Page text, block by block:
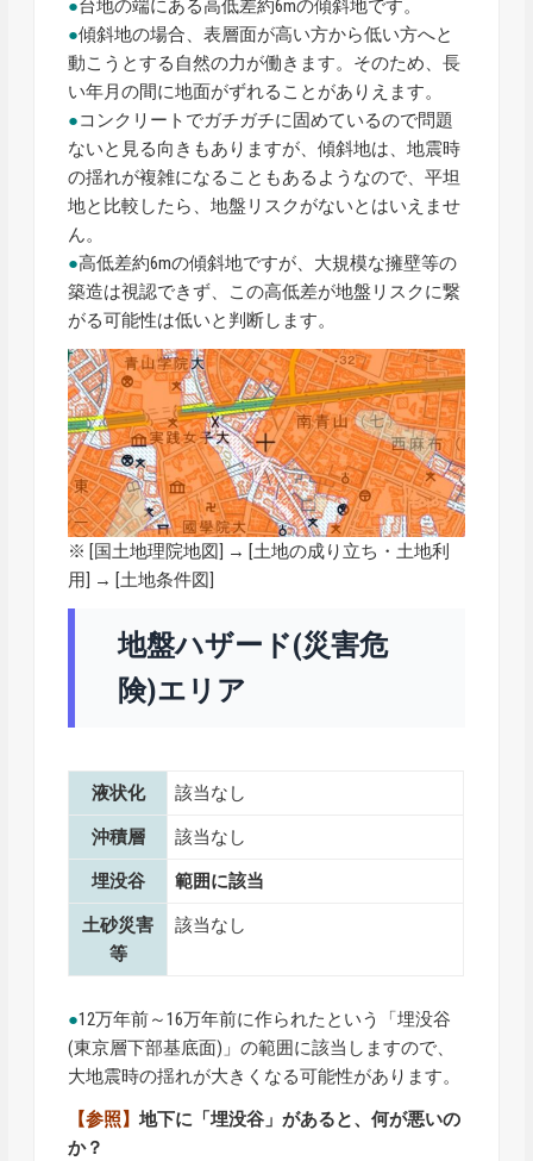
●台地の端にある高低差約6mの傾斜地です。
●傾斜地の場合、表層面が高い方から低い方へと
動こうとする自然の力が働きます。そのため、長
い年月の間に地面がずれることがありえます。
●コンクリートでガチガチに固めているので問題
ないと見る向きもありますが、傾斜地は、地震時
の揺れが複雑になることもあるようなので、平坦
地と比較したら、地盤リスクがないとはいえませ
ん。
●高低差約6mの傾斜地ですが、大規模な擁壁等の
築造は視認できず、この高低差が地盤リスクに繋
がる可能性は低いと判断します。
※ [ 国土地理院地図
] → [土地の成り立ち・土地利
用] → [土地条件図]
地盤ハザード(災害危
険)エリア
液状化 該当なし
沖積層 該当なし
埋没谷 範囲に該当
土砂災害
等
該当なし
●12万年前～16万年前に作られたという「埋没谷
(東京層下部基底面)」の範囲に該当しますので、
大地震時の揺れが大きくなる可能性があります。
【参照】地下に「埋没谷」があると、何が悪いの
か？